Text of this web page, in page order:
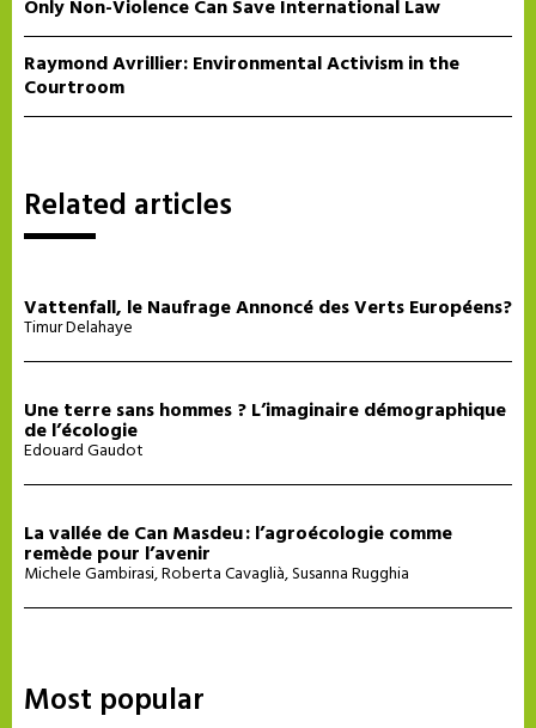
Only Non-Violence Can Save International Law
Raymond Avrillier: Environmental Activism in the
Courtroom
Related articles
Vattenfall, le Naufrage Annoncé des Verts Européens?
Timur Delahaye
Une terre sans hommes ? L’imaginaire démographique
de l’écologie
Edouard Gaudot
La vallée de Can Masdeu : l’agroécologie comme
remède pour l’avenir
Michele Gambirasi,Roberta Cavaglià,Susanna Rugghia
Most popular